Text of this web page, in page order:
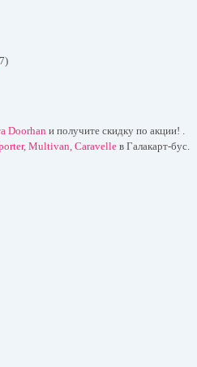
Doorhan и получите скидку по акции! .
Multivan, Caravelle в Галакарт-бус.